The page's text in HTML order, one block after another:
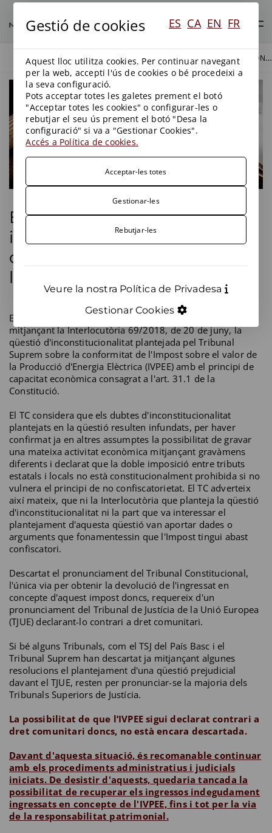
BLOG BLOG EL TRIBUNAL CONSTITUCIONAL INADMET LA QÜESTIÓ D'INCONSTITUCIONALITAT SOBRE L'IVPEE. I ARA QUÈ?
El Tribunal Constitucional
inadmet la qüestió
d'inconstitucionalitat sobre
l'IVPEE. I ara què?
El Tribunal Constitucional (TC) ha inadmès a tràmit,
mitjançant la Interlocutòria 69/2018, de 20 de juny, la
qüestió d'inconstitucionalitat plantejada pel Tribunal
Suprem sobre la conformitat de l'Impost sobre el valor de
la Producció d'Energia Elèctrica (IVPEE) amb el principi de
capacitat econòmica consagrat a l'art. 31.1 de la
Constitució.
El TC considera que els dubtes d'inconstitucionalitat
plantejats en la qüestió resulten infundats, per haver
confirmat ja en altres assumptes la possibilitat de gravar
una mateixa activitat econòmica mitjançant gravàmens
diferents i declarat que la doble imposició entre tributs
estatals i locals no està constitucionalment prohibida si no
vulnera el principi de no confiscatorietat. El TC adverteix
així mateix, que ni la Interlocutòria que planteja la qüestió
d'inconstitucionalitat ni la part que va interessar el
plantejament d'aquesta qüestió van aportar dades o
arguments que fonamentessin que l'Impost tingui abast
confiscatori.
Descartat el pronunciament del Tribunal Constitucional,
l'única via per obtenir la devolució de l'ingressat en
concepte d'aquest impost doncs, requereix d'un
pronunciament del Tribunal de Justícia de la Unió Europea
(TJUE) declarant-lo contrari a dret comunitari.
Si bé alguns Tribunals, com el TSJ del País Basc i el
Tribunal Suprem han descartat ja mitjançant algunes
resolucions el plantejament d'una qüestió prejudicial
davant el TJUE, resten per pronunciar-se la majoria dels
Tribunals Superiors de Justícia.
La possibilitat de que l’IVPEE sigui declarat contrari a
dret comunitari doncs, no està encara descartada.
Davant d'aquesta situació, és recomanable continuar
amb els procediments administratius i judicials
iniciats. De desistir d'aquests, quedaria tancada la
possibilitat de recuperar els ingressos indegudament
ingressats en concepte de l'IVPEE, fins i tot per la via
de la responsabilitat patrimonial.
Gestió de cookies ES CA EN FR
Aquest lloc utilitza cookies. Per continuar navegant
per la web, accepti l'ús de cookies o bé procedeixi a
la seva configuració.
Pots acceptar totes les galetes prement el botó
"Acceptar totes les cookies" o configurar-les o
rebutjar el seu ús prement el botó "Desa la
configuració" si va a "Gestionar Cookies".
Accés a Política de cookies.
Acceptar-les totes
Gestionar-les
Rebutjar-les
Veure la nostra Política de Privadesa
Gestionar Cookies